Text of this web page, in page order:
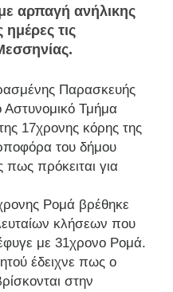
αρπαγή ανήλικης
ημέρες τις
Παρασκευής
Αστυνομικό Τμήμα
17χρονης κόρης της
του δήμου
πρόκειται για
Ρομά βρέθηκε
κλήσεων που
με 31χρονο Ρομά.
έδειχνε πως ο
στην